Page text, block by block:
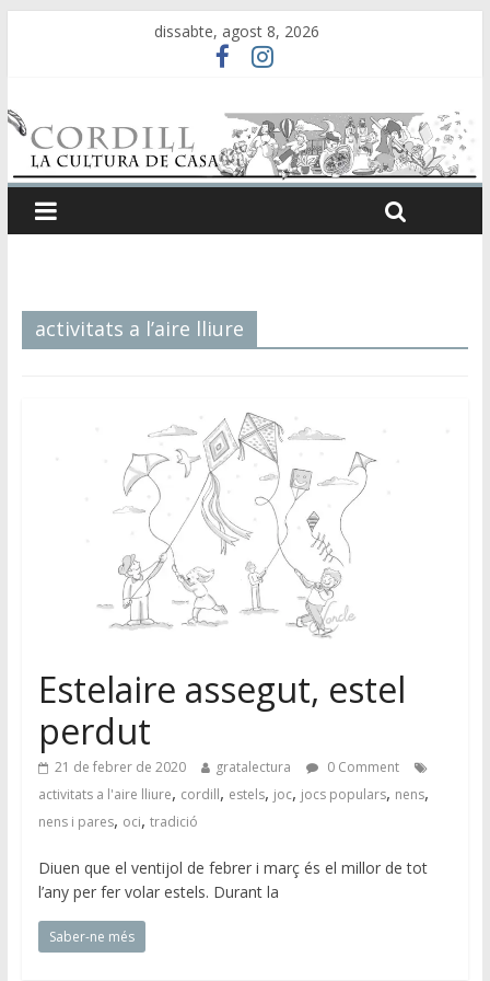
dissabte, agost 8, 2026
activitats a l’aire lliure
Estelaire assegut, estel
perdut
21 de febrer de 2020 gratalectura
0 Comment
activitats a l'aire lliure, cordill, estels, joc, jocs populars, nens,
nens i pares, oci, tradició
Diuen que el ventijol de febrer i març és el millor de tot
l’any per fer volar estels. Durant la
Saber-ne més